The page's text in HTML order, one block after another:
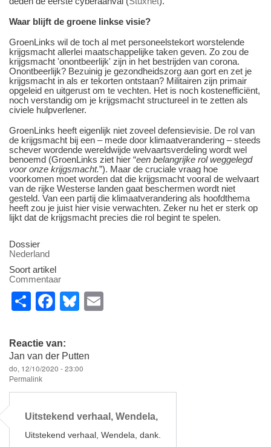
Waar blijft de groene linkse visie?
GroenLinks wil de toch al met personeelstekort worstelende
krijgsmacht allerlei maatschappelijke taken geven. Zo zou de
krijgsmacht 'onontbeerlijk' zijn in het bestrijden van corona.
Onontbeerlijk? Bezuinig je gezondheidszorg aan gort en zet je
krijgsmacht in als er tekorten ontstaan? Militairen zijn primair
opgeleid en uitgerust om te vechten. Het is noch kostenefficiënt,
noch verstandig om je krijgsmacht structureel in te zetten als
civiele hulpverlener.
GroenLinks heeft eigenlijk niet zoveel defensievisie. De rol van
de krijgsmacht bij een – mede door klimaatverandering – steeds
schever wordende wereldwijde welvaartsverdeling wordt wel
benoemd (GroenLinks ziet hier “een belangrijke rol weggelegd
voor onze krijgsmacht.”). Maar de cruciale vraag hoe
voorkomen moet worden dat die krijgsmacht vooral de welvaart
van de rijke Westerse landen gaat beschermen wordt niet
gesteld. Van een partij die klimaatverandering als hoofdthema
heeft zou je juist hier visie verwachten. Zeker nu het er sterk op
lijkt dat de krijgsmacht precies die rol begint te spelen.
Dossier
Nederland
Soort artikel
Commentaar
S
ar
e
F
c
e
b
o
o
k
Bl
sk
y
Reactie van:
Jan van der Putten
do, 12/10/2020 - 23:00
Permalink
Uitstekend verhaal, Wendela,
Uitstekend verhaal, Wendela, dank.